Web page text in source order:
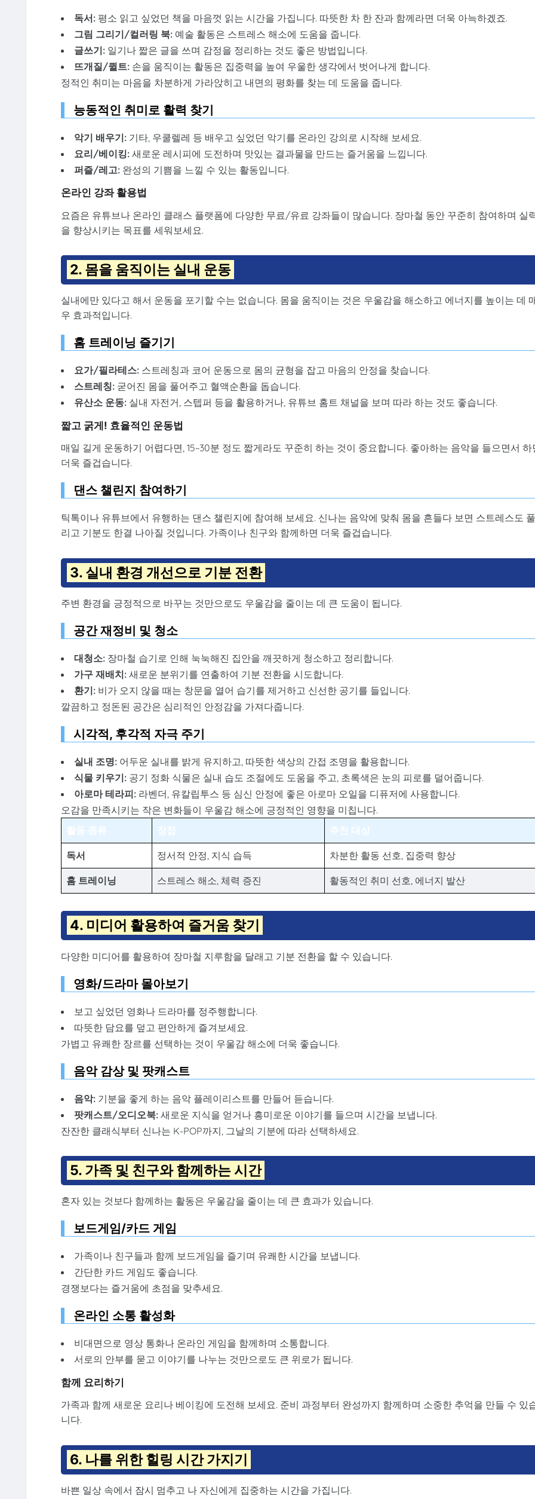
독서:평소 읽고 싶었던 책을 마음껏 읽는 시간을 가집니다. 따뜻한 차 한 잔과 함께라면 더욱 아늑하겠죠.
그림 그리기/컬러링 북:예술 활동은 스트레스 해소에 도움을 줍니다.
글쓰기:일기나 짧은 글을 쓰며 감정을 정리하는 것도 좋은 방법입니다.
뜨개질/퀼트:손을 움직이는 활동은 집중력을 높여 우울한 생각에서 벗어나게 합니다.
정적인 취미는 마음을 차분하게 가라앉히고 내면의 평화를 찾는 데 도움을 줍니다.
능동적인 취미로 활력 찾기
악기 배우기:기타, 우쿨렐레 등 배우고 싶었던 악기를 온라인 강의로 시작해 보세요.
요리/베이킹:새로운 레시피에 도전하며 맛있는 결과물을 만드는 즐거움을 느낍니다.
퍼즐/레고:완성의 기쁨을 느낄 수 있는 활동입니다.
온라인 강좌 활용법
요즘은 유튜브나 온라인 클래스 플랫폼에 다양한 무료/유료 강좌들이 많습니다. 장마철 동안 꾸준히 참여하며 실
을 향상시키는 목표를 세워보세요.
2. 몸을 움직이는 실내 운동
실내에만 있다고 해서 운동을 포기할 수는 없습니다. 몸을 움직이는 것은 우울감을 해소하고 에너지를 높이는 데
우 효과적입니다.
홈 트레이닝 즐기기
요가/필라테스:스트레칭과 코어 운동으로 몸의 균형을 잡고 마음의 안정을 찾습니다.
스트레칭:굳어진 몸을 풀어주고 혈액순환을 돕습니다.
유산소 운동:실내 자전거, 스텝퍼 등을 활용하거나, 유튜브 홈트 채널을 보며 따라 하는 것도 좋습니다.
짧고 굵게! 효율적인 운동법
매일 길게 운동하기 어렵다면, 15~30분 정도 짧게라도 꾸준히 하는 것이 중요합니다. 좋아하는 음악을 들으면서 하
더욱 즐겁습니다.
댄스 챌린지 참여하기
틱톡이나 유튜브에서 유행하는 댄스 챌린지에 참여해 보세요. 신나는 음악에 맞춰 몸을 흔들다 보면 스트레스도 풀
리고 기분도 한결 나아질 것입니다. 가족이나 친구와 함께하면 더욱 즐겁습니다.
3. 실내 환경 개선으로 기분 전환
주변 환경을 긍정적으로 바꾸는 것만으로도 우울감을 줄이는 데 큰 도움이 됩니다.
공간 재정비 및 청소
대청소:장마철 습기로 인해 눅눅해진 집안을 깨끗하게 청소하고 정리합니다.
가구 재배치:새로운 분위기를 연출하여 기분 전환을 시도합니다.
환기:비가 오지 않을 때는 창문을 열어 습기를 제거하고 신선한 공기를 들입니다.
깔끔하고 정돈된 공간은 심리적인 안정감을 가져다줍니다.
시각적, 후각적 자극 주기
실내 조명:어두운 실내를 밝게 유지하고, 따뜻한 색상의 간접 조명을 활용합니다.
식물 키우기:공기 정화 식물은 실내 습도 조절에도 도움을 주고, 초록색은 눈의 피로를 덜어줍니다.
아로마 테라피:라벤더, 유칼립투스 등 심신 안정에 좋은 아로마 오일을 디퓨저에 사용합니다.
오감을 만족시키는 작은 변화들이 우울감 해소에 긍정적인 영향을 미칩니다.
활동 종류
장점 추천 대상
독서 정서적 안정, 지식 습득 차분한 활동 선호, 집중력 향상
홈 트레이닝 스트레스 해소, 체력 증진 활동적인 취미 선호, 에너지 발산
4. 미디어 활용하여 즐거움 찾기
다양한 미디어를 활용하여 장마철 지루함을 달래고 기분 전환을 할 수 있습니다.
영화/드라마 몰아보기
보고 싶었던 영화나 드라마를 정주행합니다.
따뜻한 담요를 덮고 편안하게 즐겨보세요.
가볍고 유쾌한 장르를 선택하는 것이 우울감 해소에 더욱 좋습니다.
음악 감상 및 팟캐스트
음악:기분을 좋게 하는 음악 플레이리스트를 만들어 듣습니다.
팟캐스트/오디오북:새로운 지식을 얻거나 흥미로운 이야기를 들으며 시간을 보냅니다.
잔잔한 클래식부터 신나는 K-POP까지, 그날의 기분에 따라 선택하세요.
5. 가족 및 친구와 함께하는 시간
혼자 있는 것보다 함께하는 활동은 우울감을 줄이는 데 큰 효과가 있습니다.
보드게임/카드 게임
가족이나 친구들과 함께 보드게임을 즐기며 유쾌한 시간을 보냅니다.
간단한 카드 게임도 좋습니다.
경쟁보다는 즐거움에 초점을 맞추세요.
온라인 소통 활성화
비대면으로 영상 통화나 온라인 게임을 함께하며 소통합니다.
서로의 안부를 묻고 이야기를 나누는 것만으로도 큰 위로가 됩니다.
함께 요리하기
가족과 함께 새로운 요리나 베이킹에 도전해 보세요. 준비 과정부터 완성까지 함께하며 소중한 추억을 만들 수 있
니다.
6. 나를 위한 힐링 시간 가지기
바쁜 일상 속에서 잠시 멈추고 나 자신에게 집중하는 시간을 가집니다.